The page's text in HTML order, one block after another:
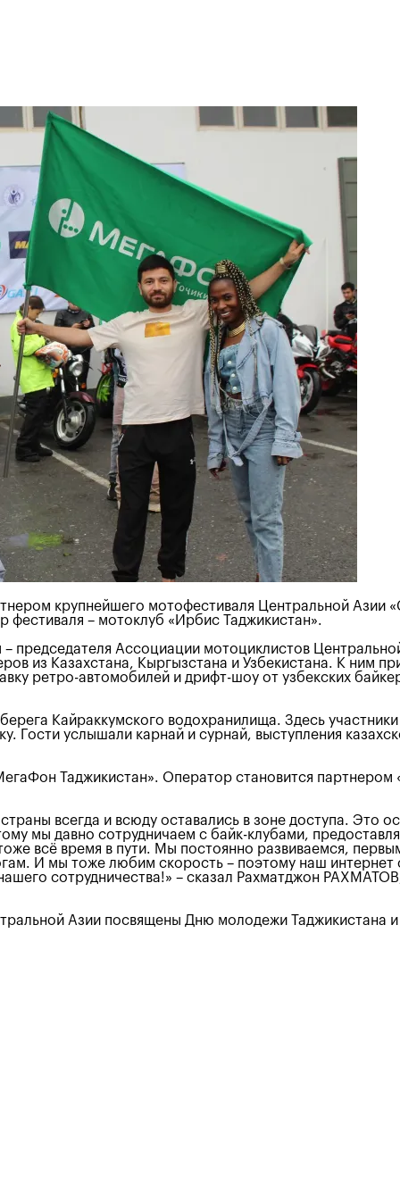
крупнейшего мотофестиваля Центральной Азии
фестиваля – мотоклуб «Ирбис Таджикистан».
председателя Ассоциации мотоциклистов
из Казахстана, Кыргызстана и Узбекистана. К ним
ретро-автомобилей и дрифт-шоу от узбекских
Кайраккумского водохранилища. Здесь
Гости услышали карнай и сурнай, выступления
Таджикистан». Оператор становится
всегда и всюду оставались в зоне доступа. Это
мы давно сотрудничаем с байк-клубами,
всё время в пути. Мы постоянно развиваемся,
И мы тоже любим скорость – поэтому наш
сотрудничества!» – сказал Рахматджон
Азии посвящены Дню молодежи Таджикистана